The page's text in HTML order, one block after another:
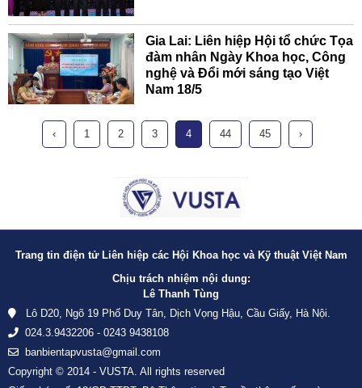
Gia Lai: Liên hiệp Hội tổ chức Tọa
đàm nhân Ngày Khoa học, Công
nghệ và Đổi mới sáng tạo Việt
Nam 18/5
‹ 1 2 3 4 44 45 ›
Trang tin điện tử Liên hiệp các Hội Khoa học và Kỹ thuật Việt Nam
Chịu trách nhiệm nội dung:
Lê Thanh Tùng
Lô D20, Ngõ 19 Phố Duy Tân, Dịch Vọng Hậu, Cầu Giấy, Hà Nội.
024.3.9432206 - 0243 9438108
banbientapvusta@gmail.com
Copyright © 2014 - VUSTA. All rights reserved